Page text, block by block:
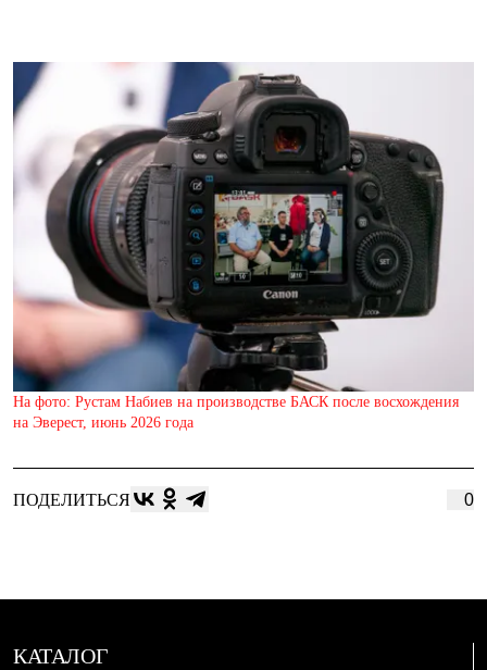
Куртки
Брюки
Жилеты
Утепленная синтетикой
Куртки
Брюки
Штормовая одежда
Куртки
Софтшелл одежда
Брюки
Лёгкая одежда
Футболки
Толстовки
Брюки
Термобелье
Теплое термобелье
Легкое термобелье
Куртки
Утепленная синтетикой
На фото: Рустам Набиев на производстве БАСК после восхождения
на Эверест, июнь 2026 года
ПОДЕЛИТЬСЯ 0
КАТАЛОГ